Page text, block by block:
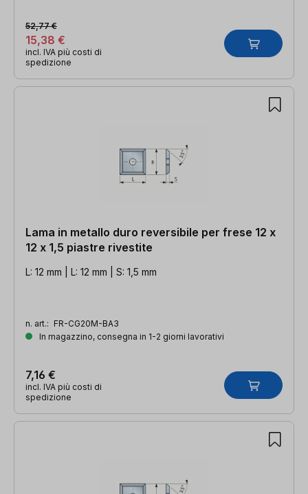
15,38 €
52,77 €
incl. IVA più costi di
spedizione
Lama in metallo duro reversibile per frese 12 x
12 x 1,5 piastre rivestite
L: 12 mm | L: 12 mm | S: 1,5 mm
n. art.: FR-CG20M-BA3
In magazzino, consegna in 1-2 giorni lavorativi
7,16 €
incl. IVA più costi di
spedizione